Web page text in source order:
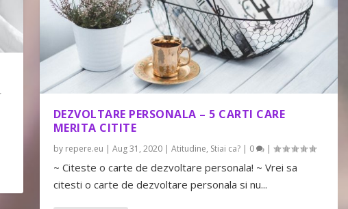
DEZVOLTARE PERSONALA – 5 CARTI CARE
MERITA CITITE
by repere.eu | Aug 31, 2020| Atitudine, Stiai ca?| 0 |
~ Citeste o carte de dezvoltare personala! ~ Vrei sa
citesti o carte de dezvoltare personala si nu...